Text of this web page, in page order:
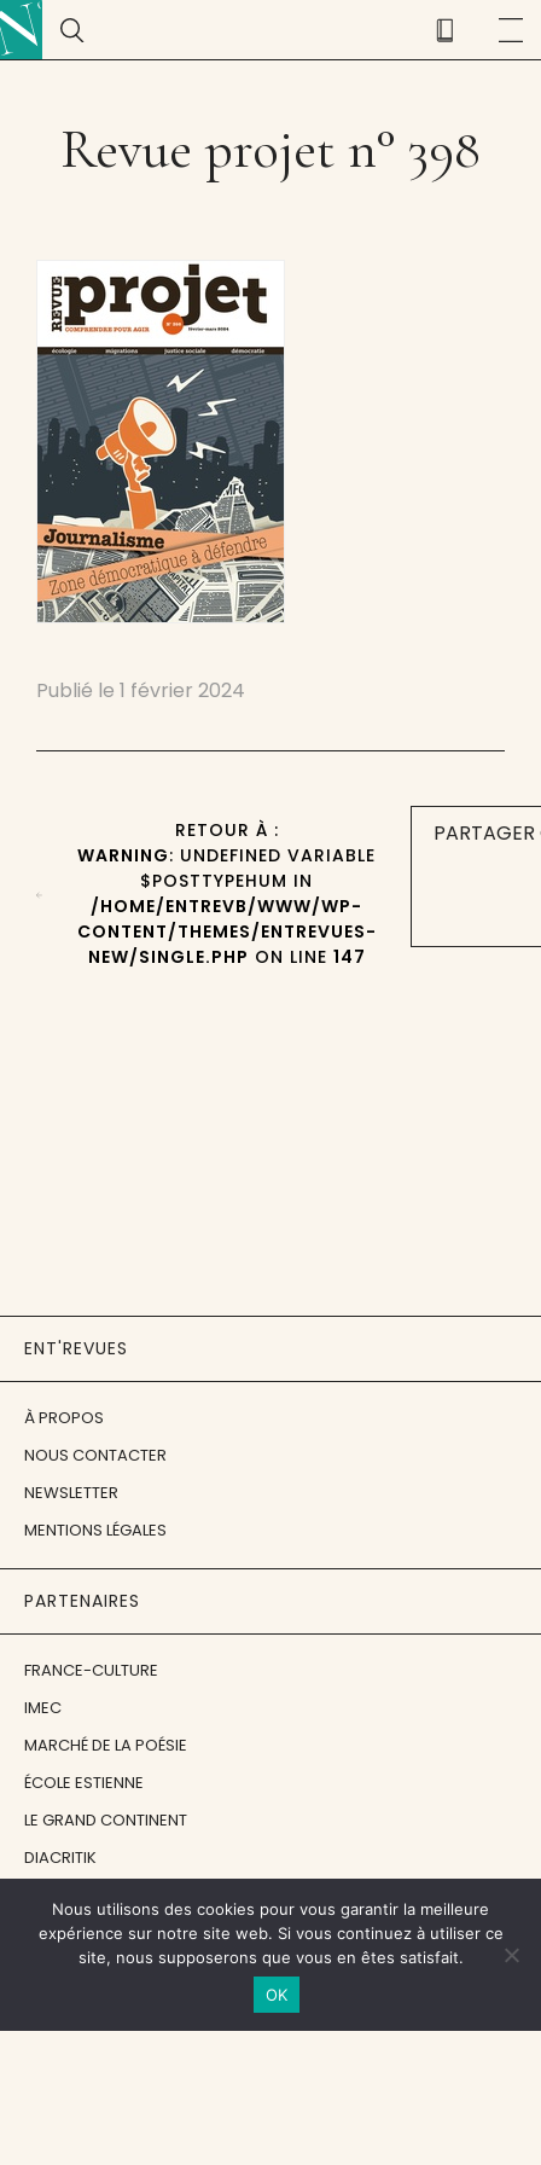
Revue projet n° 398
Publié le 1 février 2024
RETOUR À :
WARNING: UNDEFINED VARIABLE
$POSTTYPEHUM IN
/HOME/ENTREVB/WWW/WP-
CONTENT/THEMES/ENTREVUES-
NEW/SINGLE.PHP ON LINE 147
ENT'REVUES
À PROPOS
NOUS CONTACTER
NEWSLETTER
MENTIONS LÉGALES
PARTENAIRES
FRANCE-CULTURE
IMEC
MARCHÉ DE LA POÉSIE
ÉCOLE ESTIENNE
LE GRAND CONTINENT
DIACRITIK
NOS SOUTIENS
CENTRE NATIONAL DU LIVRE
Nous utilisons des cookies pour vous garantir la meilleure
expérience sur notre site web. Si vous continuez à utiliser ce
site, nous supposerons que vous en êtes satisfait.
OK